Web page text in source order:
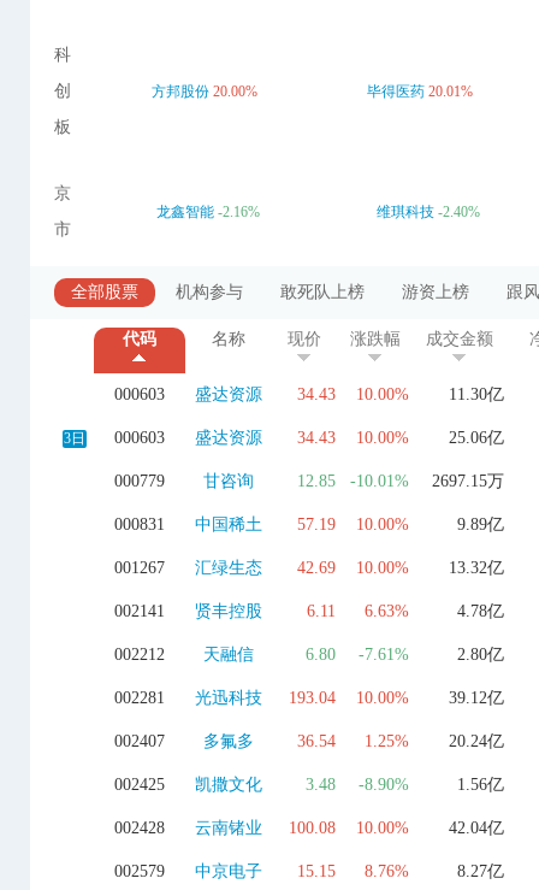
科
创
板
方邦股份 20.00% 毕得医药 20.01%
京
市
龙鑫智能 -2.16% 维琪科技 -2.40%
全部股票 机构参与 敢死队上榜 游资上榜 跟
代码 名称 现价 涨跌幅 成交金额
000603 盛达资源 34.43 10.00% 11.30亿
3日 000603 盛达资源 34.43 10.00% 25.06亿
000779 甘咨询 12.85 -10.01% 2697.15万
000831 中国稀土 57.19 10.00% 9.89亿
001267 汇绿生态 42.69 10.00% 13.32亿
002141 贤丰控股 6.11 6.63% 4.78亿
002212 天融信 6.80 -7.61% 2.80亿
002281 光迅科技 193.04 10.00% 39.12亿
002407 多氟多 36.54 1.25% 20.24亿
002425 凯撒文化 3.48 -8.90% 1.56亿
002428 云南锗业 100.08 10.00% 42.04亿
002579 中京电子 15.15 8.76% 8.27亿